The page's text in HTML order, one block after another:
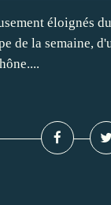
éloignés
de la semaine,